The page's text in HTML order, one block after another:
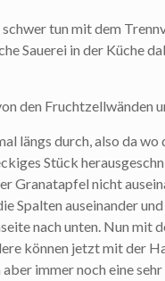
tun mit dem
Sauerei in der Küche
den Fruchtzellwänden
längs durch, also da
Stück
Granatapfel nicht
Spalten auseinander
nach unten. Nun mit
können jetzt mit der
immer noch eine